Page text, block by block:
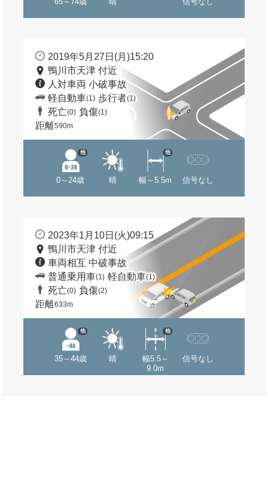
2019年5月27日(月)15:20
鴨川市天津 付近
人対車両 小破事故
軽自動車(1) 歩行者(1)
死亡(0) 負傷(1)
距離590m
0～24歳
他
晴 幅～5.5m
他
信号なし
2023年1月10日(火)09:15
鴨川市天津 付近
車両相互 中破事故
普通乗用車(1) 軽自動車(1)
死亡(0) 負傷(2)
距離633m
35～44歳
他
晴
幅5.5～
9.0m
他
信号なし